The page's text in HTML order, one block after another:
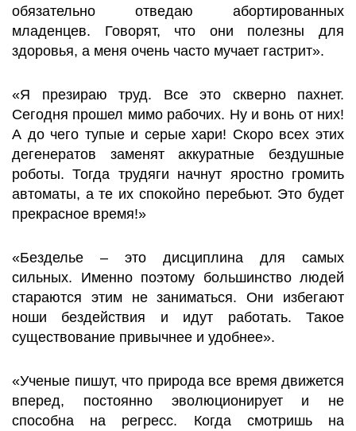
обязательно отведаю абортированных
младенцев. Говорят, что они полезны для
здоровья, а меня очень часто мучает гастрит».
«Я презираю труд. Все это скверно пахнет.
Сегодня прошел мимо рабочих. Ну и вонь от них!
А до чего тупые и серые хари! Скоро всех этих
дегенератов заменят аккуратные бездушные
роботы. Тогда трудяги начнут яростно громить
автоматы, а те их спокойно перебьют. Это будет
прекрасное время!»
«Безделье – это дисциплина для самых
сильных. Именно поэтому большинство людей
стараются этим не заниматься. Они избегают
ноши бездействия и идут работать. Такое
существование привычнее и удобнее».
«Ученые пишут, что природа все время движется
вперед, постоянно эволюционирует и не
способна на регресс. Когда смотришь на